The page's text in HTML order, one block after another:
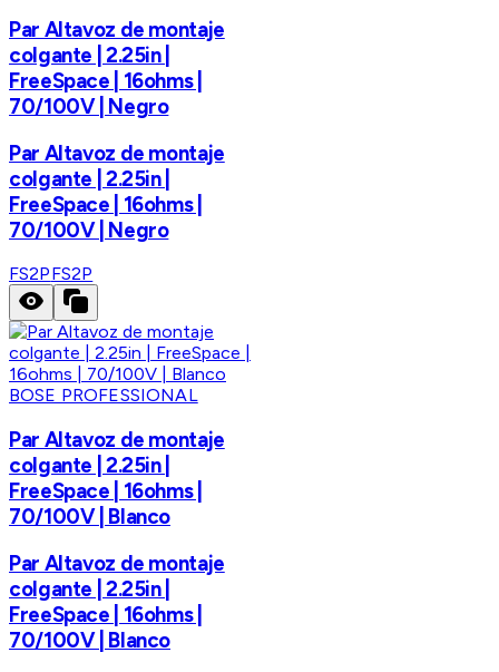
Par Altavoz de montaje
colgante | 2.25in |
FreeSpace | 16ohms |
70/100V | Negro
Par Altavoz de montaje
colgante | 2.25in |
FreeSpace | 16ohms |
70/100V | Negro
FS2PFS2P
BOSE PROFESSIONAL
Par Altavoz de montaje
colgante | 2.25in |
FreeSpace | 16ohms |
70/100V | Blanco
Par Altavoz de montaje
colgante | 2.25in |
FreeSpace | 16ohms |
70/100V | Blanco